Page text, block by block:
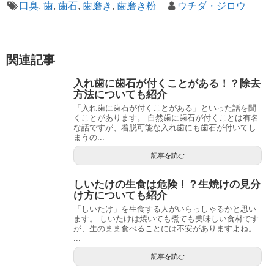
やる夫達は安価で作られた世界で生きているようです ２９６
口臭, 歯, 歯石, 歯磨き , 歯磨き粉 ウチダ・ジロウ
関連記事
入れ歯に歯石が付くことがある！？除去
方法についても紹介
「入れ歯に歯石が付くことがある」といった話を聞
くことがあります。 自然歯に歯石が付くことは有名
な話ですが、着脱可能な入れ歯にも歯石が付いてし
まうの...
記事を読む
しいたけの生食は危険！？生焼けの見分
け方についても紹介
「しいたけ」を生食する人がいらっしゃるかと思い
ます。 しいたけは焼いても煮ても美味しい食材です
が、生のまま食べることには不安がありますよね。
...
記事を読む